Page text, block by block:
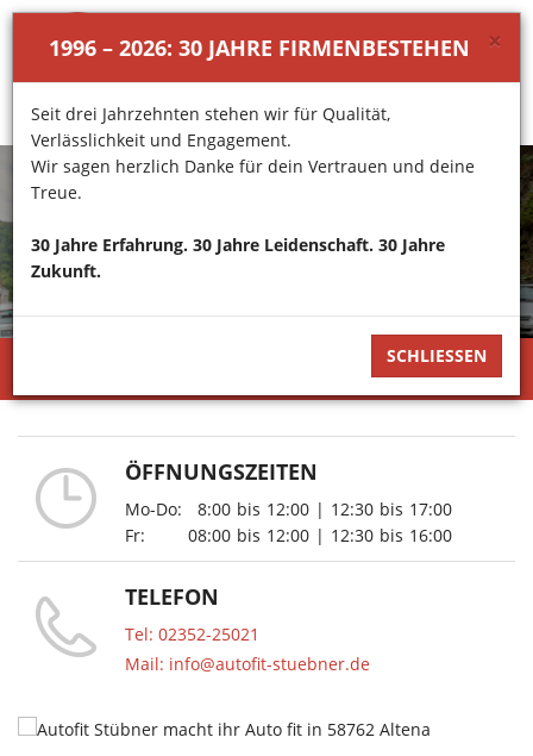
Bachstr. 90
KOMPETENZ PERSÖNLICHKEIT VERTRAUEN
ÖFFNUNGSZEITEN
Mo-Do: 8:00 bis 12:00 | 12:30 bis 17:00
Fr:
08:00 bis 12:00 | 12:30 bis 16:00
TELEFON
Tel: 02352-25021
Mail: info@autofit-stuebner.de
×
1996 – 2026: 30 JAHRE FIRMENBESTEHEN
Seit drei Jahrzehnten stehen wir für Qualität,
Verlässlichkeit und Engagement.
Wir sagen herzlich Danke für dein Vertrauen und deine
Treue.
30 Jahre Erfahrung. 30 Jahre Leidenschaft. 30 Jahre
Zukunft.
SCHLIESSEN